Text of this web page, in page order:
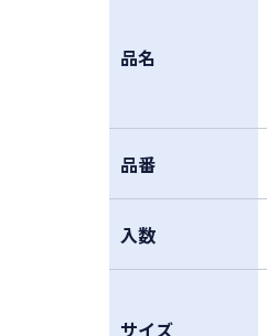
品名
品番
入数
サイズ